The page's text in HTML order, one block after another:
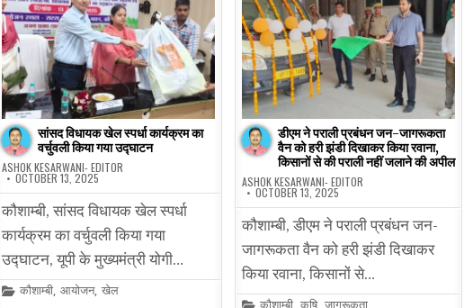
सांसद विधायक खेल स्पर्धा कार्यक्रम का
वर्चुवली किया गया उद्घाटन
ASHOK KESARWANI- EDITOR
OCTOBER 13, 2025
कौशाम्बी, सांसद विधायक खेल स्पर्धा
कार्यक्रम का वर्चुवली किया गया
उद्घाटन, यूपी के मुख्यमंत्री योगी…
Posted
कौशाम्बी, आयोजन, खेल
डीएम ने पराली प्रबंधन जन-जागरूकता
वैन को हरी झंडी दिखाकर किया रवाना,
किसानों से की पराली नहीं जलाने की अपील
ASHOK KESARWANI- EDITOR
OCTOBER 13, 2025
कौशाम्बी, डीएम ने पराली प्रबंधन जन-
जागरूकता वैन को हरी झंडी दिखाकर
किया रवाना, किसानों से…